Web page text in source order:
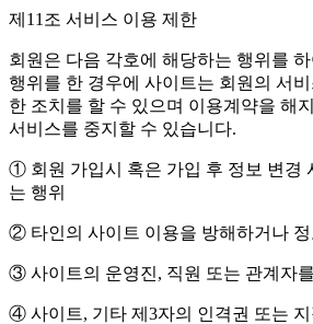
제11조 서비스 이용 제한
회원은 다음 각호에 해당하는 행위를
행위를 한 경우에 사이트는 회원의 서
한 조치를 할 수 있으며 이용계약을 해
서비스를 중지할 수 있습니다.
① 회원 가입시 혹은 가입 후 정보 변경
는 행위
② 타인의 사이트 이용을 방해하거나 정
③ 사이트의 운영진, 직원 또는 관계자
④ 사이트, 기타 제3자의 인격권 또는